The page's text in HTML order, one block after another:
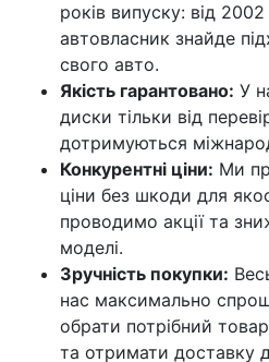
років випуску: від
автовласник знайде
свого авто.
Якість гарантовано: У
диски тільки від
дотримуються
Конкурентні ціни: Ми
ціни без шкоди для
проводимо акції та
моделі.
Зручність покупки:
нас максимально
обрати потрібний
та отримати доставку